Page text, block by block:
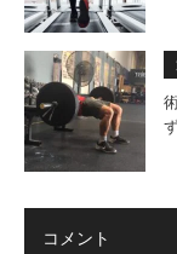
コメント